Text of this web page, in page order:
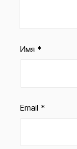
Имя *
Email *